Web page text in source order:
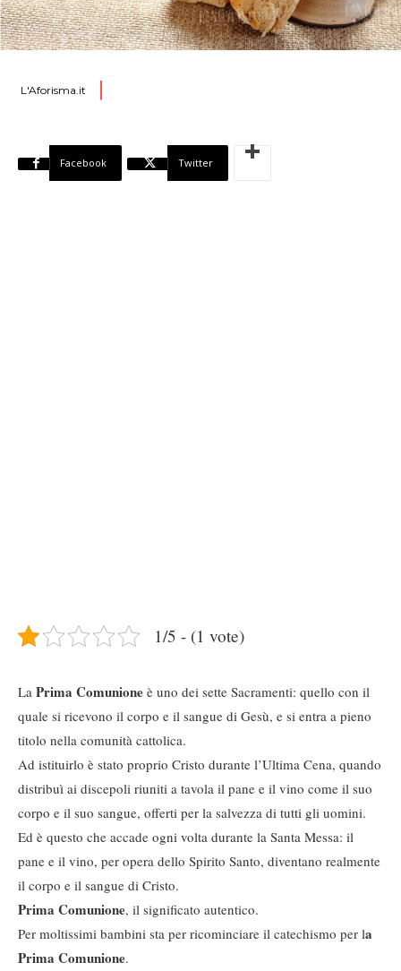
L'Aforisma.it
Facebook Twitter
1/5 - (1 vote)
La Prima Comunione è uno dei sette Sacramenti: quello con il
quale si ricevono il corpo e il sangue di Gesù, e si entra a pieno
titolo nella comunità cattolica.
Ad istituirlo è stato proprio Cristo durante l’Ultima Cena, quando
distribuì ai discepoli riuniti a tavola il pane e il vino come il suo
corpo e il suo sangue, offerti per la salvezza di tutti gli uomini.
Ed è questo che accade ogni volta durante la Santa Messa: il
pane e il vino, per opera dello Spirito Santo, diventano realmente
il corpo e il sangue di Cristo.
Prima Comunione, il significato autentico.
Per moltissimi bambini sta per ricominciare il catechismo per la
Prima Comunione.